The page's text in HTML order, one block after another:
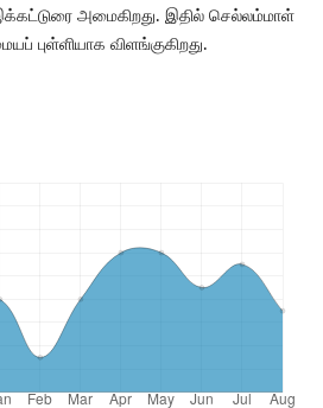
அமைகிறது. இதில் செல்லம்மாள்
புள்ளியாக விளங்குகிறது.